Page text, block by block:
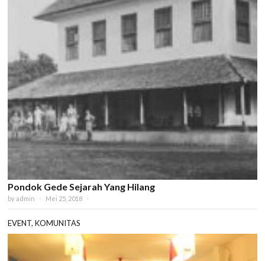
Pondok Gede Sejarah Yang Hilang
byadmin Mei 25, 2018
EVENT,KOMUNITAS